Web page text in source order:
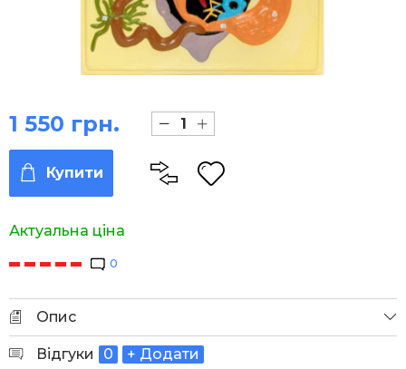
Актуальна ціна
1 550 грн.
Купити
0
Опис
Відгуки 0 + Додати